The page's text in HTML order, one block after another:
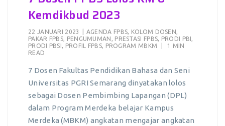
Kemdikbud 2023
22 JANUARI 2023 AGENDA FPBS KOLOM DOSEN
PAKAR FPBS
PENGUMUMAN PRESTASI FPBS PRODI PBI
PRODI PBSI
PROFIL FPBS, PROGRAM MBKM
1 MIN
READ
7 Dosen Fakultas Pendidikan Bahasa dan Seni
Universitas PGRI Semarang dinyatakan lolos
sebagai Dosen Pembimbing Lapangan (DPL)
dalam Program Merdeka belajar Kampus
Merdeka (MBKM) angkatan mengajar angkatan